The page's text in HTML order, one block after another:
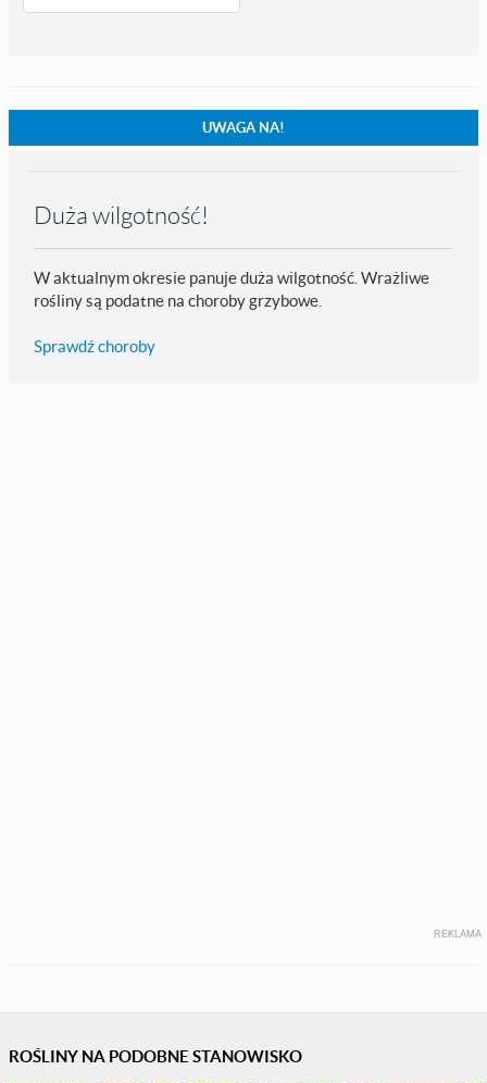
UWAGA NA!
Duża wilgotność!
W aktualnym okresie panuje duża wilgotność. Wrażliwe
rośliny są podatne na choroby grzybowe.
Sprawdź choroby
REKLAMA
ROŚLINY NA PODOBNE STANOWISKO